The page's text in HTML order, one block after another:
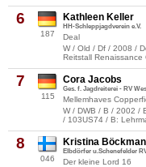
6
187
Kathleen Keller
HH-Schleppjagdverein e.V.
Deal
W / Old / Df / 2008 /
Reitstall Renaissance
7
115
Cora Jacobs
Ges. f. Jagdreiterei - RV
Mellemhaves
W / DWB / B / 2002 /
/ 103US74 / B:
8
046
Kristina
Elbdörfer u.Schenefelder RV
Der kleine Lord 16